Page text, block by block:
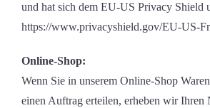
und hat sich dem EU-US Privacy Shield
https://www.privacyshield.gov/EU-US-
Online-Shop:
Wenn Sie in unserem Online-Shop
einen Auftrag erteilen, erheben wir Ihren